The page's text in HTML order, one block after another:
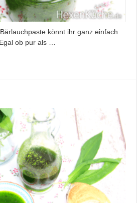
könnt ihr ganz einfach
ob pur als …